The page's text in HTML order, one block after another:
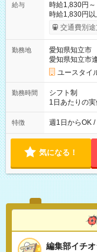
給与
時給1,830円～
時給1,830円
考慮して決定します 【収入例】 週1回勤務
間×4回=5万8,560円 週3回勤務の場合：
月 ※ 雇用形態
用形態：本採
交通費別途
勤務地
愛知県知立市
愛知県知立市
ユースタイ
勤務時間
シフト制
1日あたりの
00 ※週1日～OK ／ 夜勤専従 ＊＊ 勤務時間例 ＊＊ ■22時か
ら翌7時 ■23時か
ます。 ※曜日
特徴 週1日からOK
気になる！
編集部イチ